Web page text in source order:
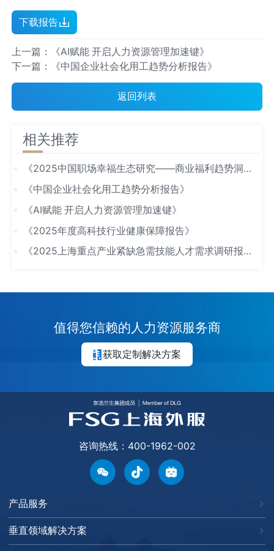
下载报告
上一篇：《AI赋能 开启人力资源管理加速键》
返回列表
下一篇：《中国企业社会化用工趋势分析报告》
相关推荐
《2025中国职场幸福生态研究——商业福利趋势洞
察》
《中国企业社会化用工趋势分析报告》
《AI赋能 开启人力资源管理加速键》
《2025年度高科技行业健康保障报告》
《2025上海重点产业紧缺急需技能人才需求调研报
值得您信赖的人力资源服务商
获取定制解决方案
咨询热线：400-1962-002
产品服务
垂直领域解决方案